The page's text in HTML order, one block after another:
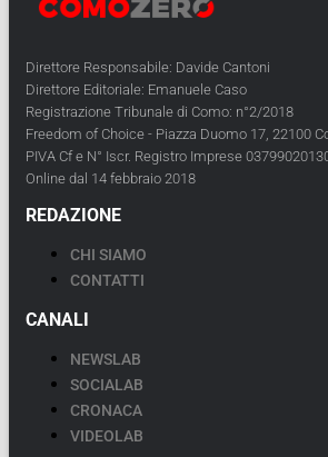
Direttore Responsabile: Davide Cantoni
Direttore Editoriale: Emanuele Caso
Registrazione Tribunale di Como: n°2/2018
Freedom of Choice - Piazza Duomo 17, 22100
PIVA Cf e N° Iscr. Registro Imprese
Online dal 14 febbraio 2018
REDAZIONE
CHI SIAMO
CONTATTI
CANALI
NEWSLAB
SOCIALAB
CRONACA
VIDEOLAB